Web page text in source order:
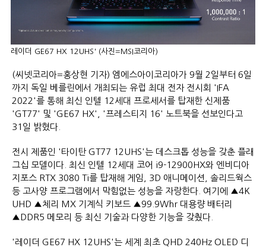
레이더 GE67 HX 12UHS' (사진=MSI코리아)
(씨넷코리아=홍상현 기자) 엠에스아이코리아가 9월 2일부터 6일
까지 독일 베를린에서 개최되는 유럽 최대 전자 전시회 'IFA
2022'를 통해 최신 인텔 12세대 프로세서를 탑재한 신제품
'GT77' 및 'GE67 HX', '프레스티지 16' 노트북을 선보인다고
31일 밝혔다.
전시 제품인 '타이탄 GT77 12UHS'는 데스크톱 성능을 갖춘 플래
그십 모델이다. 최신 인텔 12세대 코어 i9-12900HX와 엔비디아
지포스 RTX 3080 Ti를 탑재해 게임, 3D 애니메이션, 솔리드웍스
등 고사양 프로그램에서 막힘없는 성능을 자랑한다. 여기에 ▲4K
UHD ▲체리 MX 기계식 키보드 ▲99.9Whr 대용량 배터리
▲DDR5 메모리 등 최신 기술과 다양한 기능을 갖췄다.
'레이더 GE67 HX 12UHS'는 세계 최초 QHD 240Hz OLED 디